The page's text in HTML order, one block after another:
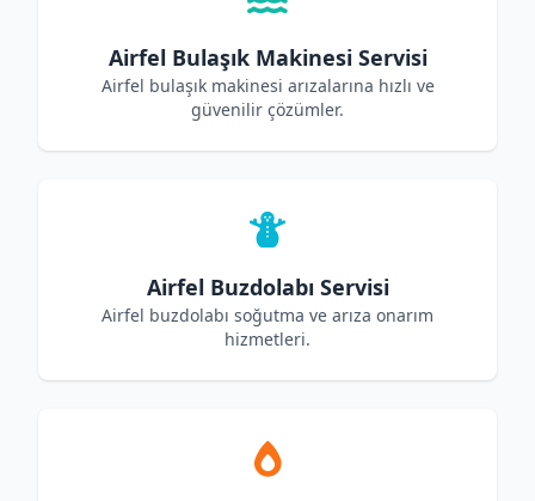
Airfel Bulaşık Makinesi Servisi
Airfel bulaşık makinesi arızalarına hızlı ve
güvenilir çözümler.
Airfel Buzdolabı Servisi
Airfel buzdolabı soğutma ve arıza onarım
hizmetleri.